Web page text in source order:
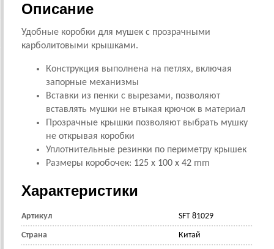
Описание
Удобные коробки для мушек с прозрачными
карболитовыми крышками.
Конструкция выполнена на петлях, включая
запорные механизмы
Вставки из пенки с вырезами, позволяют
вставлять мушки не втыкая крючок в материал
Прозрачные крышки позволяют выбрать мушку
не открывая коробки
Уплотнительные резинки по периметру крышек
Размеры коробочек: 125 x 100 x 42 mm
Характеристики
Артикул SFT 81029
Страна Китай